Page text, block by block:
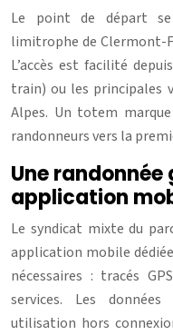
Le point de départ se
limitrophe de Clermont-
L’accès est facilité
train) ou les principales
Alpes. Un totem
randonneurs vers la
Une randonnée
application
Le syndicat mixte du
application mobile
nécessaires : tracés
services. Les
utilisation hors